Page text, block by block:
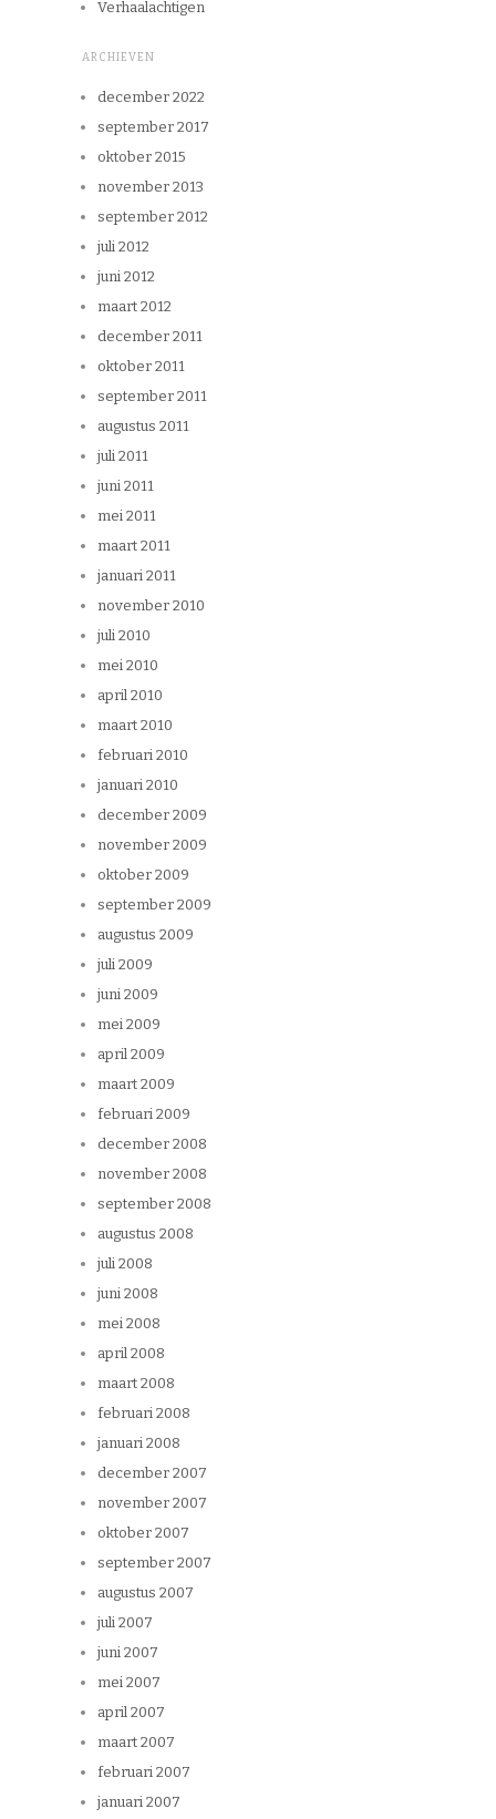
Verhaalachtigen
ARCHIEVEN
december 2022
september 2017
oktober 2015
november 2013
september 2012
juli 2012
juni 2012
maart 2012
december 2011
oktober 2011
september 2011
augustus 2011
juli 2011
juni 2011
mei 2011
maart 2011
januari 2011
november 2010
juli 2010
mei 2010
april 2010
maart 2010
februari 2010
januari 2010
december 2009
november 2009
oktober 2009
september 2009
augustus 2009
juli 2009
juni 2009
mei 2009
april 2009
maart 2009
februari 2009
december 2008
november 2008
september 2008
augustus 2008
juli 2008
juni 2008
mei 2008
april 2008
maart 2008
februari 2008
januari 2008
december 2007
november 2007
oktober 2007
september 2007
augustus 2007
juli 2007
juni 2007
mei 2007
april 2007
maart 2007
februari 2007
januari 2007